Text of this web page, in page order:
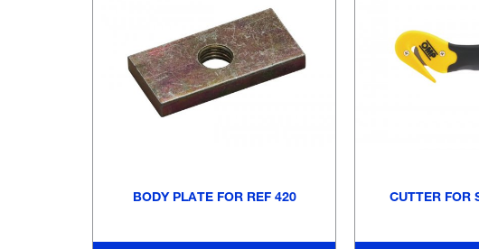
BODY PLATE FOR REF 420 CUTTER FOR